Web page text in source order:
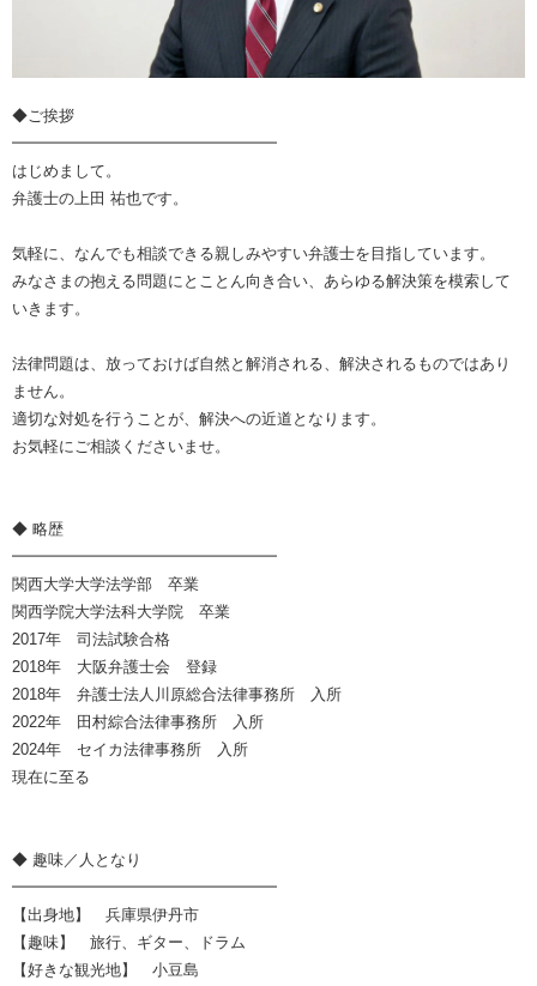
◆ご挨拶
━━━━━━━━━━━━━━━━━
はじめまして。
弁護士の上田 祐也です。
気軽に、なんでも相談できる親しみやすい弁護士を目指しています。
みなさまの抱える問題にとことん向き合い、あらゆる解決策を模索して
いきます。
法律問題は、放っておけば自然と解消される、解決されるものではあり
ません。
適切な対処を行うことが、解決への近道となります。
お気軽にご相談くださいませ。
◆ 略歴
━━━━━━━━━━━━━━━━━
関西大学大学法学部 卒業
関西学院大学法科大学院 卒業
2017年 司法試験合格
2018年 大阪弁護士会 登録
2018年 弁護士法人川原総合法律事務所 入所
2022年 田村綜合法律事務所 入所
2024年 セイカ法律事務所 入所
現在に至る
◆ 趣味／人となり
━━━━━━━━━━━━━━━━━
【出身地】 兵庫県伊丹市
【趣味】 旅行、ギター、ドラム
【好きな観光地】 小豆島